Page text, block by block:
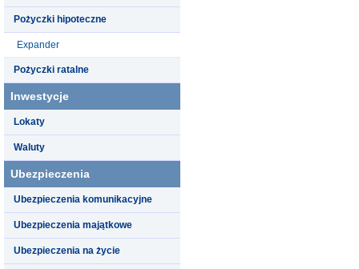
Pożyczki hipoteczne
Expander
Pożyczki ratalne
Inwestycje
Lokaty
Waluty
Ubezpieczenia
Ubezpieczenia komunikacyjne
Ubezpieczenia majątkowe
Ubezpieczenia na życie